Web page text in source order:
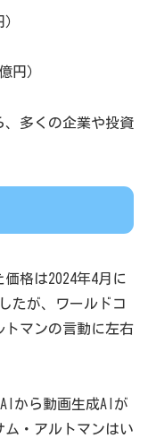
円）
、多くの企業や投資
価格は2024年4月に
たが、ワールドコ
トマンの言動に左右
から動画生成AIが
・アルトマンはい